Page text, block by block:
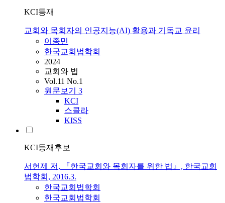
KCI등재
교회와 목회자의 인공지능(AI) 활용과 기독교 윤리
이종민
한국교회법학회
2024
교회와 법
Vol.11 No.1
원문보기 3
KCI
스콜라
KISS
KCI등재후보
서헌제 저, 『한국교회와 목회자를 위한 법』, 한국교회
법학회, 2016.3.
한국교회법학회
한국교회법학회